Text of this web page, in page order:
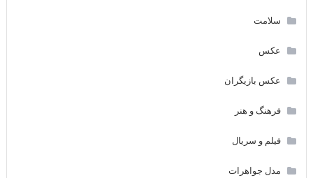
سلامت
عکس
عکس بازیگران
فرهنگ و هنر
فیلم و سریال
مدل جواهرات